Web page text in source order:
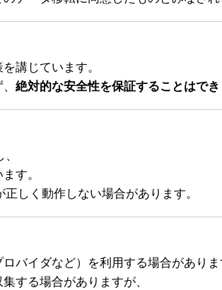
講じています。
絶対的な安全性を保証することはで
す。
しく動作しない場合があります。
バイダなど）を利用する場合があり
する場合がありますが、